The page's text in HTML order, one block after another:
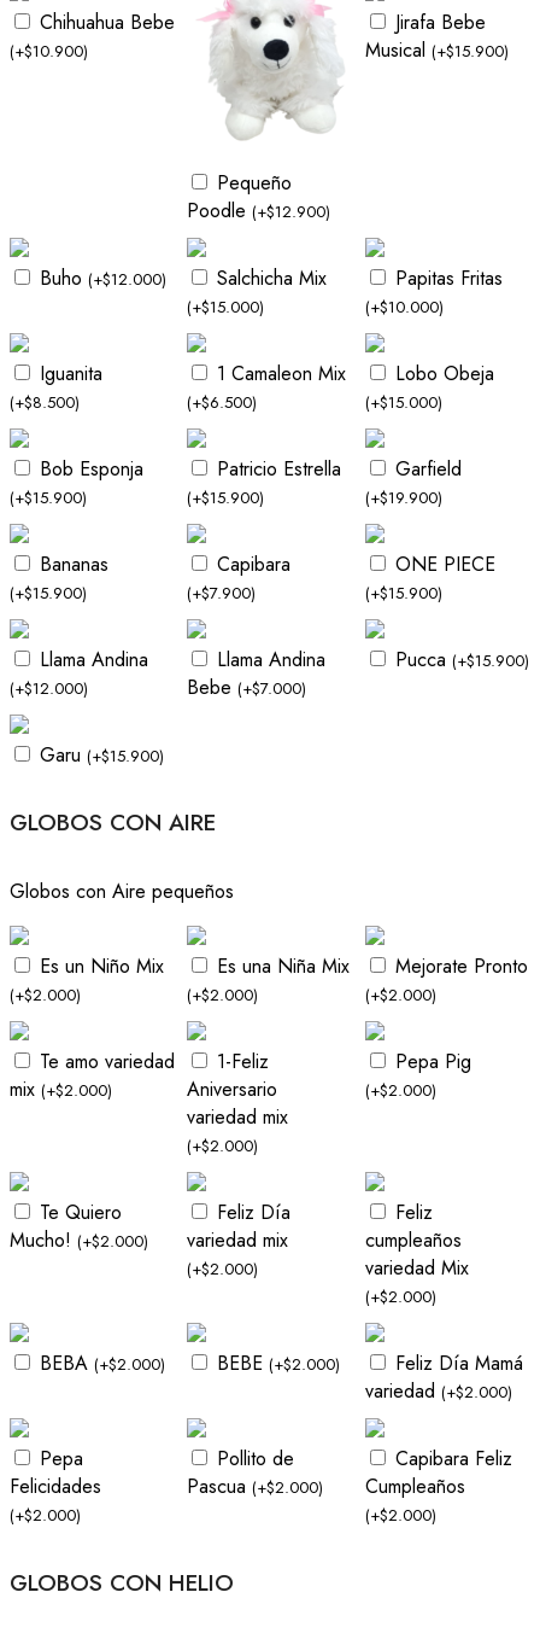
Chihuahua Bebe
(+$10.900)
Pequeño
Poodle(+$12.900)
Jirafa Bebe
Musical (+$15.900)
Buho (+$12.000) Salchicha Mix
(+$15.000)
Papitas Fritas
(+$10.000)
Iguanita
(+$8.500)
1 Camaleon Mix
(+$6.500)
Lobo Obeja
(+$15.000)
Bob Esponja
(+$15.900)
Patricio Estrella
(+$15.900)
Garfield
(+$19.900)
Bananas
(+$15.900)
Capibara
(+$7.900)
ONE PIECE
(+$15.900)
Llama Andina
(+$12.000)
Llama Andina
Bebe(+$7.000)
Pucca (+$15.900)
Garu (+$15.900)
GLOBOS CON AIRE
Globos con Aire pequeños
Es un Niño Mix
(+$2.000)
Es una Niña Mix
(+$2.000)
Mejorate Pronto
(+$2.000)
Te amo variedad
mix (+$2.000)
1-Feliz
Aniversario
variedad mix
(+$2.000)
Pepa Pig
(+$2.000)
Te Quiero
Mucho! (+$2.000)
Feliz Día
variedad mix
(+$2.000)
Feliz
cumpleaños
variedad Mix
(+$2.000)
BEBA (+$2.000) BEBE(+$2.000)
Feliz Día Mamá
variedad (+$2.000)
Pepa
Felicidades
(+$2.000)
Pollito de
Pascua(+$2.000)
Capibara Feliz
Cumpleaños
(+$2.000)
GLOBOS CON HELIO